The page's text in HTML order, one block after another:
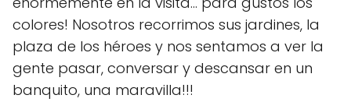
colores! Nosotros recorrimos sus jardines, la
plaza de los héroes y nos sentamos a ver la
gente pasar, conversar y descansar en un
banquito, una maravilla!!!